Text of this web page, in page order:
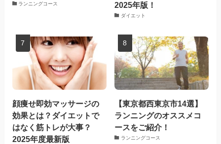
ランニングコース
2025年版！
ダイエット
顔痩せ即効マッサージの
効果とは？ダイエットで
はなく筋トレが大事？
2025年度最新版
【東京都西東京市14選】
ランニングのオススメコ
ースをご紹介！
ランニングコース